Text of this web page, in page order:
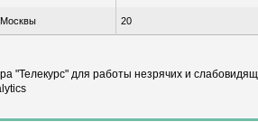
20
"Телекурс" для работы незрячих и